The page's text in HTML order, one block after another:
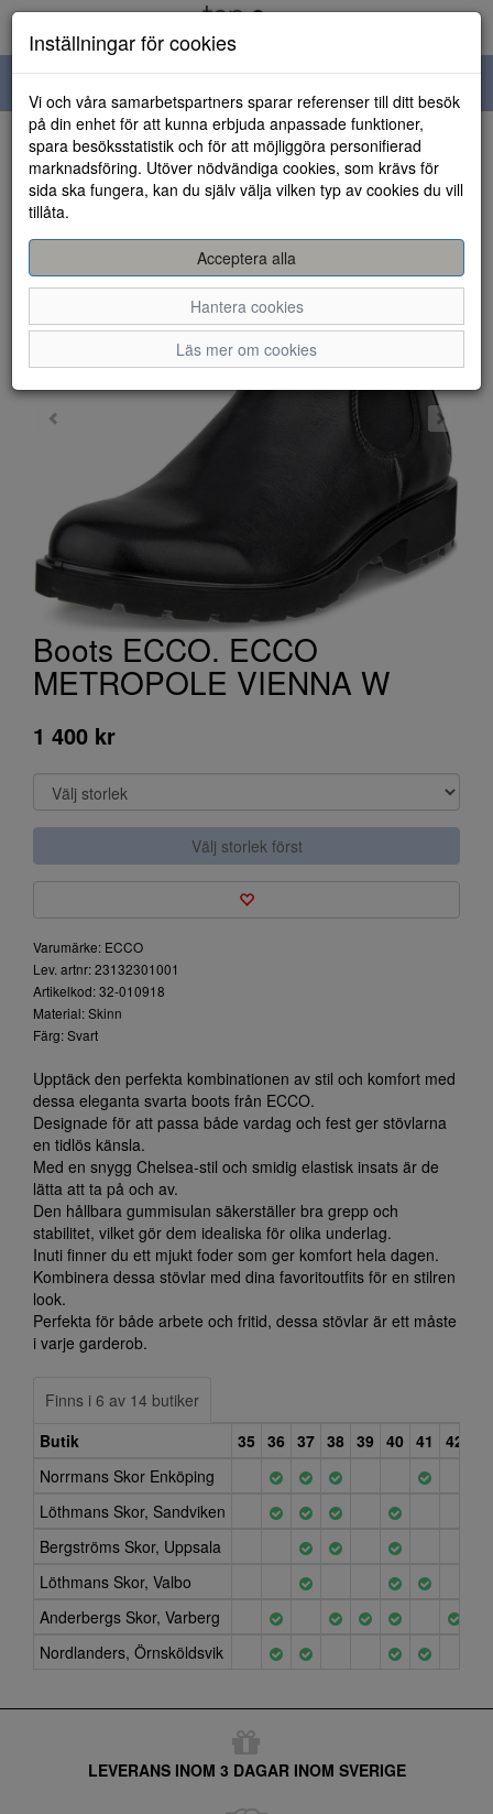
navigation
HEM
Boots ECCO. ECCO
METROPOLE VIENNA W
1 400 kr
Välj storlek först
Varumärke: ECCO
Lev. artnr: 23132301001
Artikelkod: 32-010918
Material: Skinn
Färg: Svart
Upptäck den perfekta kombinationen av stil och komfort med
dessa eleganta svarta boots från ECCO.
Designade för att passa både vardag och fest ger stövlarna
en tidlös känsla.
Med en snygg Chelsea-stil och smidig elastisk insats är de
lätta att ta på och av.
Den hållbara gummisulan säkerställer bra grepp och
stabilitet, vilket gör dem idealiska för olika underlag.
Inuti finner du ett mjukt foder som ger komfort hela dagen.
Kombinera dessa stövlar med dina favoritoutfits för en stilren
look.
Perfekta för både arbete och fritid, dessa stövlar är ett måste
i varje garderob.
Finns i 6 av 14 butiker
Butik
35 36 37 38 39 40 41
42
Norrmans Skor Enköping
Löthmans Skor, Sandviken
Bergströms Skor, Uppsala
Löthmans Skor, Valbo
Anderbergs Skor, Varberg
Nordlanders, Örnsköldsvik
LEVERANS INOM 3 DAGAR INOM SVERIGE
Inställningar för cookies
Vi och våra samarbetspartners sparar referenser till ditt besök
på din enhet för att kunna erbjuda anpassade funktioner,
spara besöksstatistik och för att möjliggöra personifierad
marknadsföring. Utöver nödvändiga cookies, som krävs för
sida ska fungera, kan du själv välja vilken typ av cookies du vill
tillåta.
Acceptera alla
Hantera cookies
Läs mer om cookies